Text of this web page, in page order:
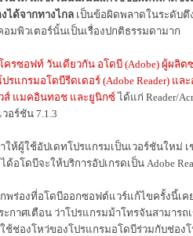
ได้จากทางไกล เป็นข้อผิดพลาดในระดับตึ
มพิวเตอร์นั้นเป็นเรื่องปกติธรรมดามาก
ครซอฟท์ วันเดียวกัน อโดบี (Adobe) ผู้ผ
รแกรมอโดบีรีดเดอร์ (Adobe Reader) แ
ส์ แมคอินทอช และยูนิกซ์ ได้แก่ Reader/
วอร์ชัน 7.1.3
ใช้อัปเดทโปรแกรมเป็นเวอร์ชันใหม่ เช่น
ด้อโดบีจะให้บริการอัปเกรดเป็น Adobe
องที่อโดบีออกซอฟต์แวร์แก้ไขครั้งนี้เคย
ะกาศเตือน ว่าโปรแกรมม้าโทรจันสามาร
ช่องโหว่ของโปรแกรมอโดบีร่วมกับช่องโ